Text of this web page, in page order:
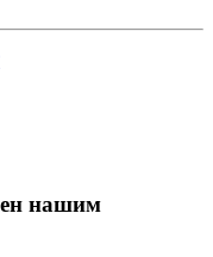
нашим